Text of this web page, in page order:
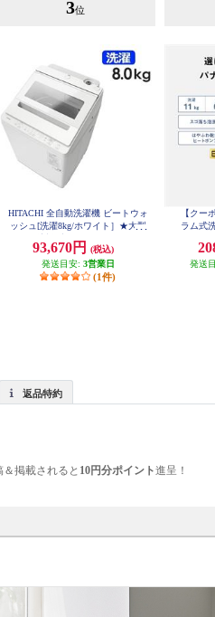
3位
HITACHI 全自動洗濯機 ビートウォ
ッシュ[洗濯8kg/ホワイト］★大型
93,670円
(税込)
発送目安: 3営業日
(1件)
【クー
ラム式
発送
返品特約
掲載されると 10円分ポイント進呈！